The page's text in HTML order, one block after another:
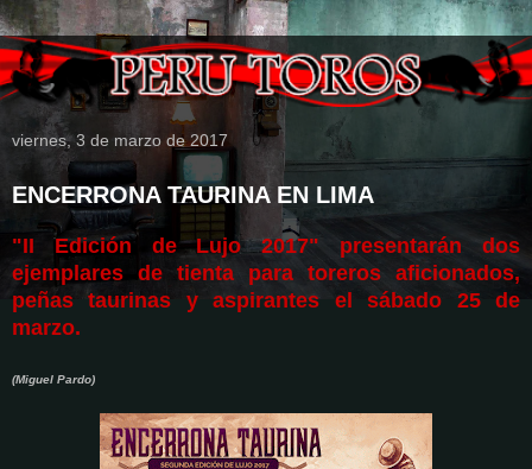
viernes, 3 de marzo de 2017
ENCERRONA TAURINA EN LIMA
"II Edición de Lujo 2017" presentarán dos
ejemplares de tienta para toreros aficionados,
peñas taurinas y aspirantes el sábado 25 de
marzo.
(Miguel Pardo)